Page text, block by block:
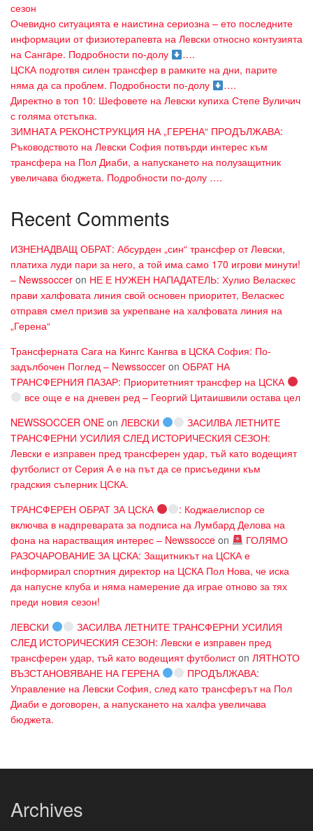
сезон
Очевидно ситуацията е наистина сериозна – ето последните
информации от физиотерапевта на Левски относно контузията
на Сангaре. Подробности по-долу
….
ЦСКА подготвя силен трансфер в рамките на дни, парите
няма да са проблем. Подробности по-долу
….
Директно в топ 10: Шефовете на Левски купиха Степе Вуличич
с голяма отстъпка.
ЗИМНАТА РЕКОНСТРУКЦИЯ НА „ГЕРЕНА“ ПРОДЪЛЖАВА:
Ръководството на Левски София потвърди интерес към
трансфера на Пол Диаби, а напускането на полузащитник
увеличава бюджета. Подробности по-долу ….
Recent Comments
ИЗНЕНАДВАЩ ОБРАТ: Абсурден „син“ трансфер от Левски,
платиха луди пари за него, а той има само 170 игрови минути!
– Newssoccer on НЕ Е НУЖЕН НАПАДАТЕЛЬ: Хулио Веласкес
прави халфовата линия свой основен приоритет, Веласкес
отправя смел призив за укрепване на халфовата линия на
„Герена“
Трансферната Сага на Кингс Кангва в ЦСКА София: По-
задълбочен Поглед – Newssoccer on ОБРАТ НА
ТРАНСФЕРНИЯ ПАЗАР: Приоритетният трансфер на ЦСКА
все още е на дневен ред – Георгий Цитаишвили остава цел
NEWSSOCCER ONE on ЛЕВСКИ
ЗАСИЛВА ЛЕТНИТЕ
ТРАНСФЕРНИ УСИЛИЯ СЛЕД ИСТОРИЧЕСКИЯ СЕЗОН:
Левски е изправен пред трансферен удар, тъй като водещият
футболист от Серия А е на път да се присъедини към
градския съперник ЦСКА.
ТРАНСФЕРЕН ОБРАТ ЗА ЦСКА
: Коджаелиспор се
включва в надпреварата за подписа на Лумбард Делова на
фона на нарастващия интерес – Newssocce on
ГОЛЯМО
РАЗОЧАРОВАНИЕ ЗА ЦСКА: Защитникът на ЦСКА е
информирал спортния директор на ЦСКА Пол Нова, че иска
да напусне клуба и няма намерение да играе отново за тях
преди новия сезон!
ЛЕВСКИ
ЗАСИЛВА ЛЕТНИТЕ ТРАНСФЕРНИ УСИЛИЯ
СЛЕД ИСТОРИЧЕСКИЯ СЕЗОН: Левски е изправен пред
трансферен удар, тъй като водещият футболистon ЛЯТНОТО
ВЪЗСТАНОВЯВАНЕ НА ГЕРЕНА
ПРОДЪЛЖАВА:
Управление на Левски София, след като трансферът на Пол
Диаби е договорен, а напускането на халфа увеличава
бюджета.
Archives